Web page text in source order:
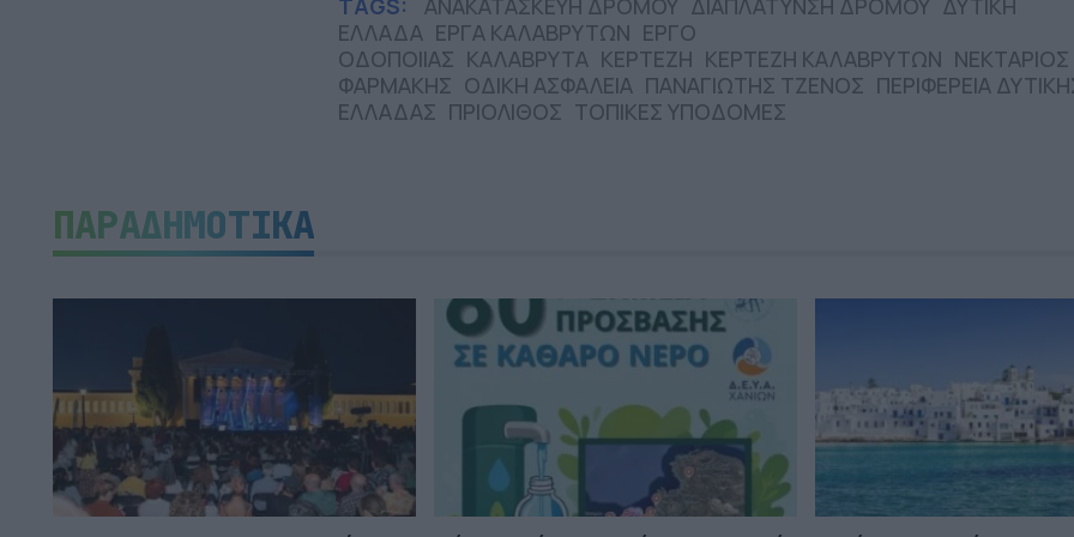
TAGS: ΑΝΑΚΑΤΑΣΚΕΥΗ ΔΡΟΜΟΥ ΔΙΑΠΛΑΤΥΝΣΗ ΔΡΟΜΟΥ ΔΥΤΙΚΗ
ΕΛΛΑΔΑ ΕΡΓΑ ΚΑΛΑΒΡΥΤΩΝ ΕΡΓΟ
ΟΔΟΠΟΙΙΑΣ ΚΑΛΑΒΡΥΤΑ ΚΕΡΤΕΖΗ ΚΕΡΤΕΖΗ ΚΑΛΑΒΡΥΤΩΝ ΝΕΚΤΑΡΙΟΣ
ΦΑΡΜΑΚΗΣ ΟΔΙΚΗ ΑΣΦΑΛΕΙΑ ΠΑΝΑΓΙΩΤΗΣ ΤΖΕΝΟΣ ΠΕΡΙΦΕΡΕΙΑ
ΕΛΛΑΔΑΣ ΠΡΙΟΛΙΘΟΣ ΤΟΠΙΚΕΣ ΥΠΟΔΟΜΕΣ
ΠΑΡΑΔΗΜΟΤΙΚΑ